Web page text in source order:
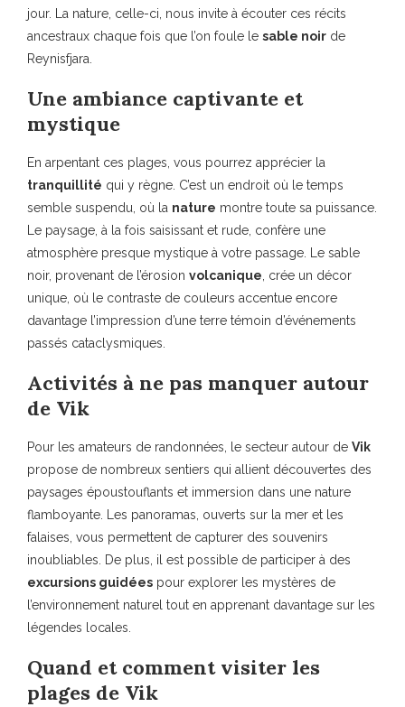
jour. La nature, celle-ci, nous invite à écouter ces récits
ancestraux chaque fois que l’on foule le sable noir de
Reynisfjara.
Une ambiance captivante et
mystique
En arpentant ces plages, vous pourrez apprécier la
tranquillité qui y règne. C’est un endroit où le temps
semble suspendu, où la nature montre toute sa puissance.
Le paysage, à la fois saisissant et rude, confère une
atmosphère presque mystique à votre passage. Le sable
noir, provenant de l’érosion volcanique, crée un décor
unique, où le contraste de couleurs accentue encore
davantage l’impression d’une terre témoin d’événements
passés cataclysmiques.
Activités à ne pas manquer autour
de Vik
Pour les amateurs de randonnées, le secteur autour de Vik
propose de nombreux sentiers qui allient découvertes des
paysages époustouflants et immersion dans une nature
flamboyante. Les panoramas, ouverts sur la mer et les
falaises, vous permettent de capturer des souvenirs
inoubliables. De plus, il est possible de participer à des
excursions guidées pour explorer les mystères de
l’environnement naturel tout en apprenant davantage sur les
légendes locales.
Quand et comment visiter les
plages de Vik